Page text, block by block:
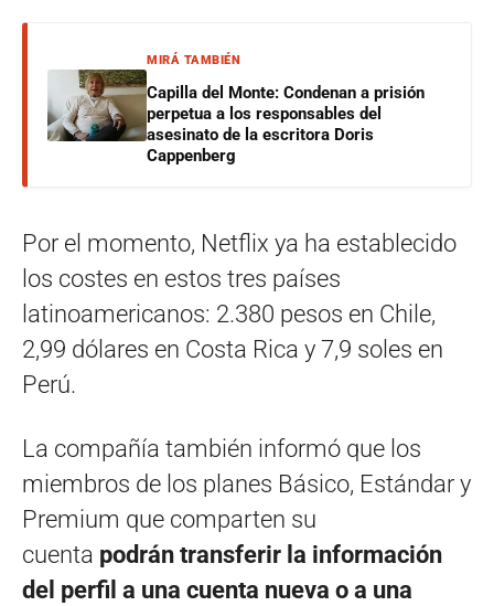
MIRÁ TAMBIÉN
Capilla del Monte: Condenan a prisión
perpetua a los responsables del
asesinato de la escritora Doris
Cappenberg
Por el momento, Netflix ya ha establecido
los costes en estos tres países
latinoamericanos: 2.380 pesos en Chile,
2,99 dólares en Costa Rica y 7,9 soles en
Perú.
La compañía también informó que los
miembros de los planes Básico, Estándar y
Premium que comparten su
cuenta podrán transferir la información
del perfil a una cuenta nueva o a una